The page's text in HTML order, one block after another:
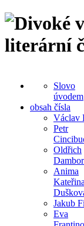
literární
Slovo
úvodem
obsah čísla
Václav
Petr
Oldřich
Anima
Kateřina
Jakub
Eva